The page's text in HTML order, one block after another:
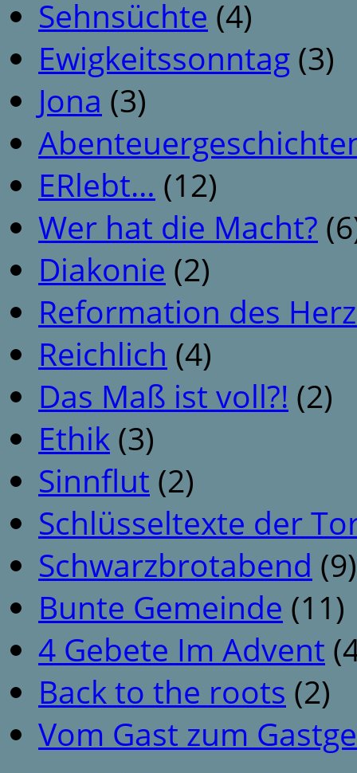
Sehnsüchte (4)
Ewigkeitssonntag (3)
Jona (3)
ERlebt… (12)
Wer hat die Macht?
Diakonie (2)
Reformation des
Reichlich (4)
Das Maß ist voll?! (2)
Ethik (3)
Sinnflut (2)
Schlüsseltexte der
Schwarzbrotabend (9)
Bunte Gemeinde (11)
4 Gebete Im Advent
Back to the roots (2)
Vom Gast zum